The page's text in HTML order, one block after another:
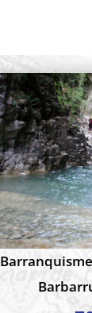
Barranquisme
de